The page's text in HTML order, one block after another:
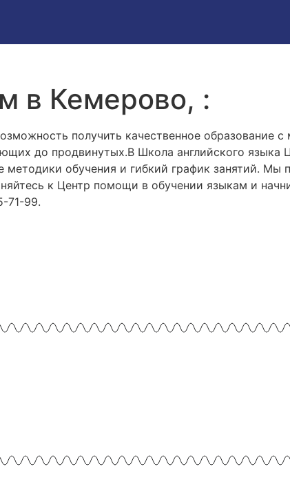
в Кемерово, :
получить качественное образование
до продвинутых.В Школа английского языка
обучения и гибкий график занятий. Мы
к Центр помощи в обучении языкам и
71-99.